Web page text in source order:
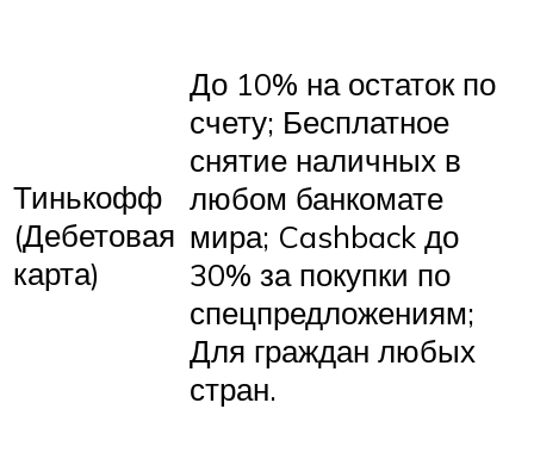
Тинькофф
(Дебетовая
карта)
До 10% на остаток по
счету; Бесплатное
снятие наличных в
любом банкомате
мира; Cashback до
30% за покупки по
спецпредложениям;
Для граждан любых
стран.